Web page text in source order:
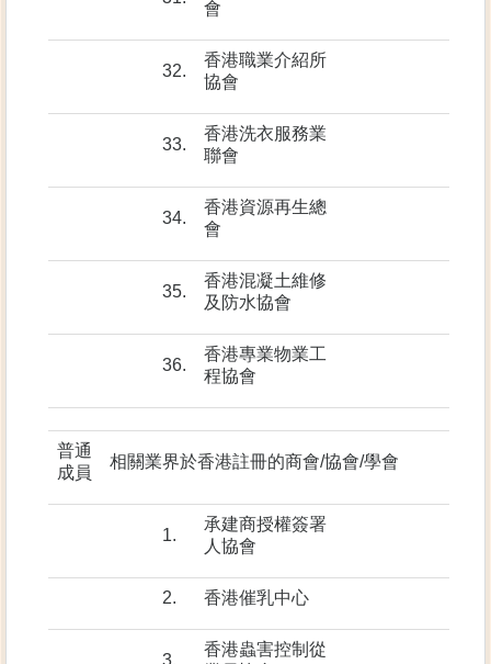
會
32.
香港職業介紹所
協會
33.
香港洗衣服務業
聯會
34.
香港資源再生總
會
35.
香港混凝土維修
及防水協會
36.
香港專業物業工
程協會
普通
成員
相關業界於香港註冊的商會/協會/學會
1.
承建商授權簽署
人協會
2. 香港催乳中心
3.
香港蟲害控制從